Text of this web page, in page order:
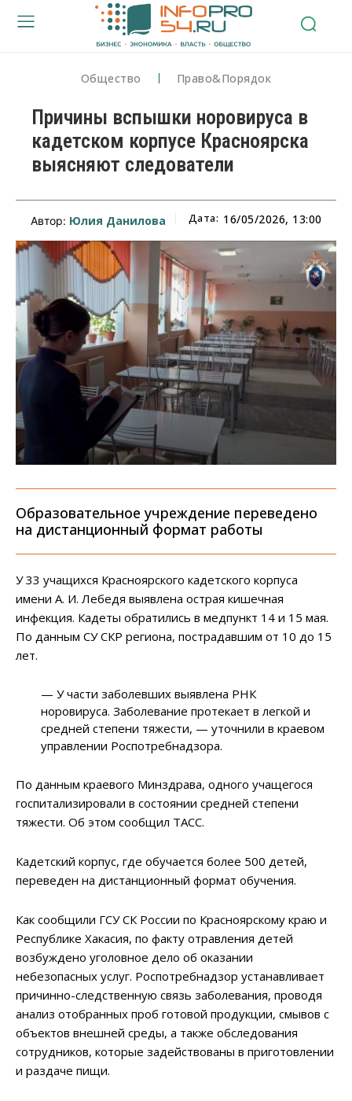
Общество Право&Порядок
Причины вспышки норовируса в
кадетском корпусе Красноярска
выясняют следователи
Автор: Юлия Данилова Дата: 16/05/2026, 13:00
Образовательное учреждение переведено
на дистанционный формат работы
У 33 учащихся Красноярского кадетского корпуса
имени А. И. Лебедя выявлена острая кишечная
инфекция. Кадеты обратились в медпункт 14 и 15 мая.
По данным СУ СКР региона, пострадавшим от 10 до 15
лет.
— У части заболевших выявлена РНК
норовируса. Заболевание протекает в легкой и
средней степени тяжести, — уточнили в краевом
управлении Роспотребнадзора.
По данным краевого Минздрава, одного учащегося
госпитализировали в состоянии средней степени
тяжести. Об этом сообщил ТАСС.
Кадетский корпус, где обучается более 500 детей,
переведен на дистанционный формат обучения.
Как сообщили ГСУ СК России по Красноярскому краю и
Республике Хакасия, по факту отравления детей
возбуждено уголовное дело об оказании
небезопасных услуг. Роспотребнадзор устанавливает
причинно-следственную связь заболевания, проводя
анализ отобранных проб готовой продукции, смывов с
объектов внешней среды, а также обследования
сотрудников, которые задействованы в приготовлении
и раздаче пищи.